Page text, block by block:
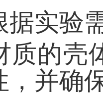
据实验
质的壳
，并确